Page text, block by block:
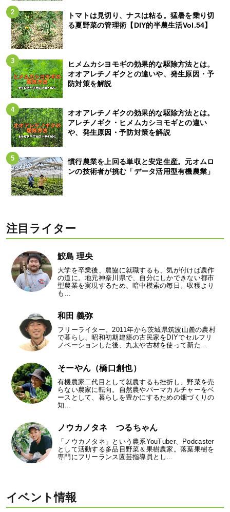
トマトは見切り、ナスは粘る。猛暑を乗り切
る夏野菜の管理術【DIY的半農生活Vol.54】
ヒメムカシヨモギの効果的な駆除方法とは。
オオアレチノギクとの違いや、発生原因・予
防対策を解説
オオアレチノギクの効果的な駆除方法とは。
アレチノギク・ヒメムカシヨモギとの違い
や、発生原因・予防対策を解説
慣行農業を上回る単収と安定生産。元オムロ
ンの技術者が挑む「データ活用型有機農業」
注目ライター
鮫島 理央
大学を卒業後、農協に就職するも、気が付けば農作
の道に。地元神奈川県で、自分にしかできない都市
型農業を実現するため、暗中模索の毎日。収穫より
も…
和田 義弥
フリーライター。2011年から茨城県筑波山麓の農村
で暮らし、昭和初期建築の古民家をDIYでセルフリ
ノベーションした後、丸太や古材を使って新た…
そーやん（橋口創也）
有機農家二代目として就農するも挫折し、野菜を売
らない農家に転向。自然農やパーマカルチャーをベ
ースとして、暮らしを豊かにするための畑づくりの
知…
ノウカノタネ つるちゃん
「ノウカノタネ」という農系YouTuber、Podcaster
として活動する多品目野菜＆果樹農家。落葉果樹を
専門にフリーランス園芸指導員とし…
イベント情報